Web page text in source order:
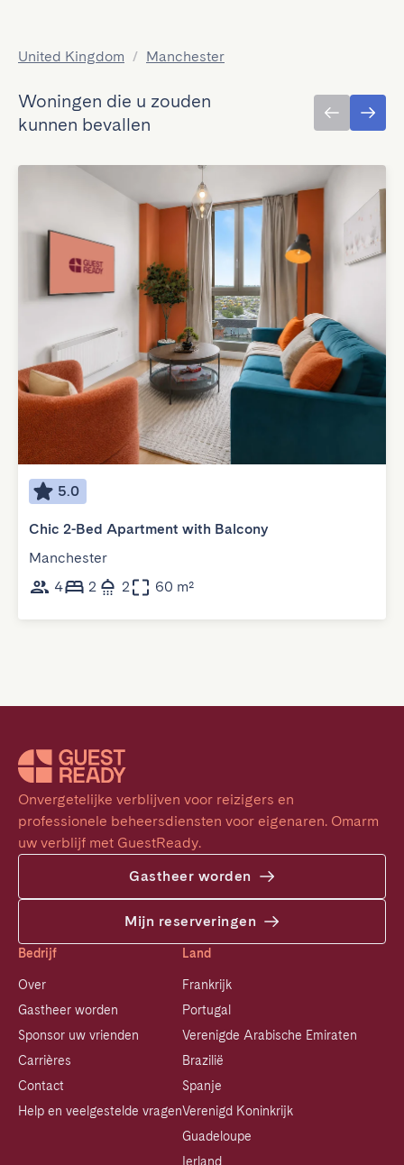
United Kingdom / Manchester
Woningen die u zouden
kunnen bevallen
5.0
Chic 2-Bed Apartment with Balcony
Manchester
4
2 2 60 m²
Onvergetelijke verblijven voor reizigers en
professionele beheersdiensten voor eigenaren. Omarm
uw verblijf met GuestReady.
Gastheer worden
Mijn reserveringen
Bedrijf
Over
Gastheer worden
Sponsor uw vrienden
Carrières
Contact
Help en veelgestelde vragen
Land
Frankrijk
Portugal
Verenigde Arabische Emiraten
Brazilië
Spanje
Verenigd Koninkrijk
Guadeloupe
Ierland